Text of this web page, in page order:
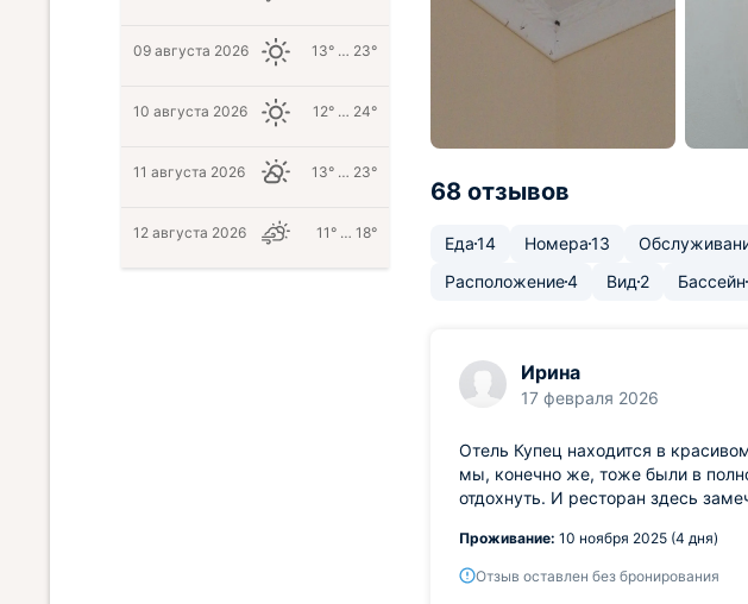
68 отзывов
Еда14 Номера13
Расположение4 Вид 2 Бассейн
Ирина
17 февраля 2026
Отель Купец находится в
мы, конечно же, тоже были в
отдохнуть. И ресторан здесь
Проживание: 10 ноября 2025 (4 дня)
Отзыв оставлен без бронирования
09 августа 2026 13° … 23°
10 августа 2026 12° … 24°
11 августа 2026 13° … 23°
12 августа 2026 11° … 18°